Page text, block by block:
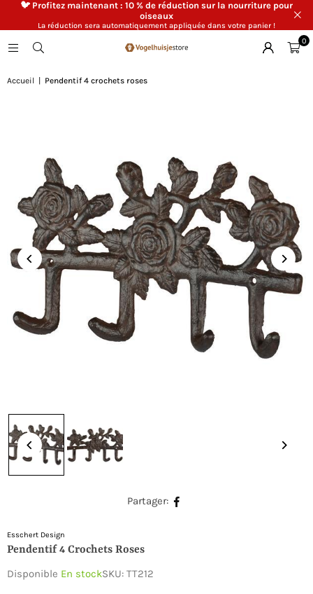
🐦 Profitez maintenant : 10 % de réduction sur la nourriture pour
oiseaux
La réduction sera automatiquement appliquée dans votre panier !
0
Accueil Pendentif 4 crochets roses
Partager:
Esschert Design
Pendentif 4 Crochets Roses
Disponible En stockSKU: TT212